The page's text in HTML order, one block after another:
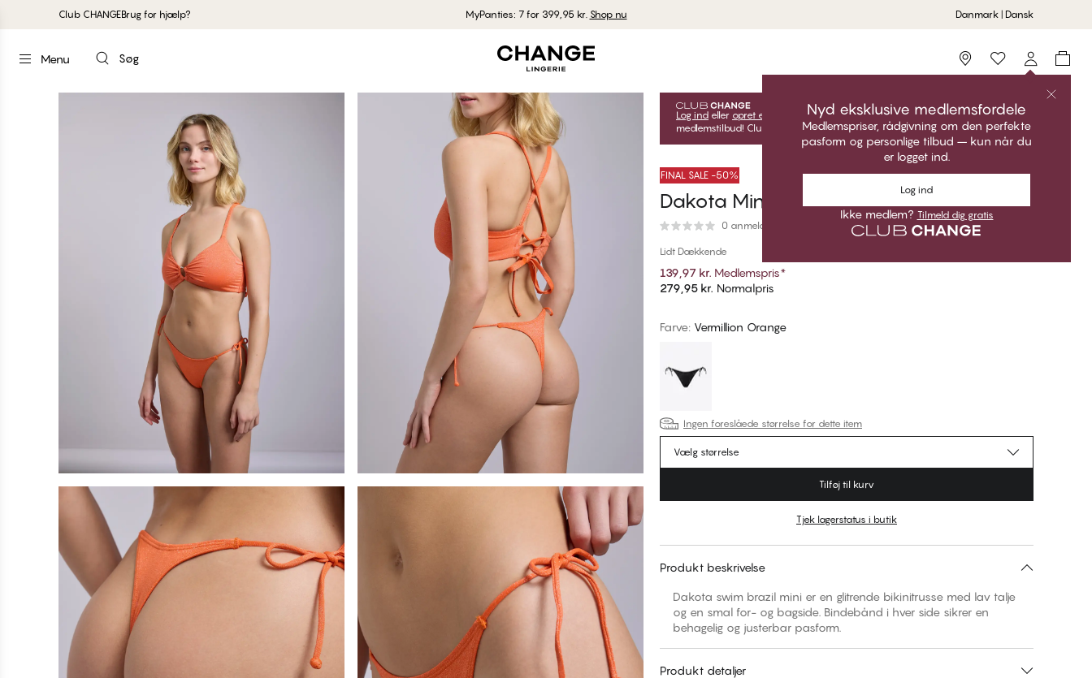
Club CHANGEBrug for hjælp? MyPanties: 7 for 399,95 kr. Shop nu Danmark | Dansk
Menu Søg Storefinder
Nyd eksklusive medlemsfordele
Medlemspriser, rådgivning om den perfekte
pasform og personlige tilbud – kun når du
er logget ind.
Log ind
Ikke medlem? Tilmeld dig gratis
Log ind eller opret en gratis konto for at få adgang til dine eksklusive
medlemstilbud! Club CHANGE-priser er kun gyldige, når du er logget ind.
FINAL SALE -50%
Dakota Mini Brazilian Bikini Trusse
0 anmeldelser
Lidt Dækkende
139,97 kr. Medlemspris*
279,95 kr. Normalpris
Farve: Vermillion Orange
Ingen foreslåede størrelse for dette item
Vælg størrelse
Tilføj til kurv
Tjek lagerstatus i butik
Produkt beskrivelse
Dakota swim brazil mini er en glitrende bikinitrusse med lav talje
og en smal for- og bagside. Bindebånd i hver side sikrer en
behagelig og justerbar pasform.
Produkt detaljer